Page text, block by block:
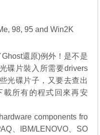
98, 95 and Win2K
還原)例外！是不是
碟片裝入所需要drivers
光碟片子，又要去查出
載所有的程式回來再安
components fro
、IBM/LENOVO、SO